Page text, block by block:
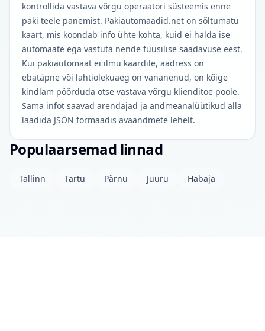
kontrollida vastava võrgu operaatori süsteemis enne
paki teele panemist. Pakiautomaadid.net on sõltumatu
kaart, mis koondab info ühte kohta, kuid ei halda ise
automaate ega vastuta nende füüsilise saadavuse eest.
Kui pakiautomaat ei ilmu kaardile, aadress on
ebatäpne või lahtiolekuaeg on vananenud, on kõige
kindlam pöörduda otse vastava võrgu klienditoe poole.
Sama infot saavad arendajad ja andmeanalüütikud alla
laadida JSON formaadis avaandmete lehelt.
Populaarsemad linnad
Tallinn Tartu Pärnu Juuru Habaja